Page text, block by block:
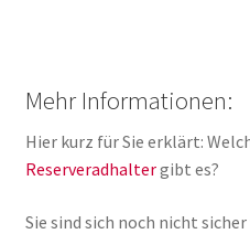
Mehr Informationen:
Hier kurz für Sie erklärt:
Reserveradhaltergibt es?
Sie sind sich noch nicht